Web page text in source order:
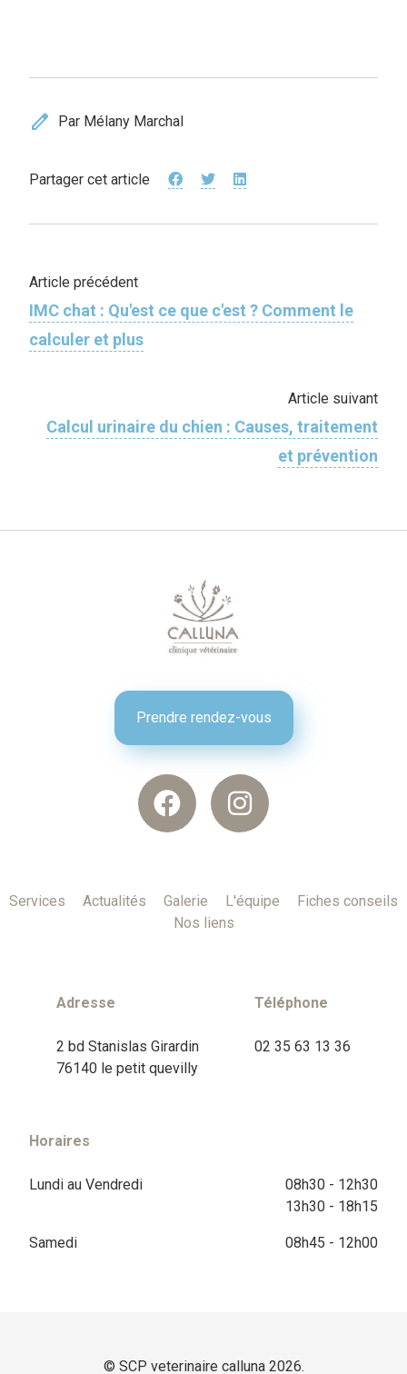
edit Par Mélany Marchal
Partager cet article
Article précédent
IMC chat : Qu'est ce que c'est ? Comment le
calculer et plus
Article suivant
Calcul urinaire du chien : Causes, traitement
et prévention
Prendre rendez-vous
Services Actualités Galerie L'équipe
Fiches conseils
Nos liens
Adresse
2 bd Stanislas Girardin
76140 le petit quevilly
Téléphone
02 35 63 13 36
Horaires
Lundi au Vendredi
08h30 - 12h30
13h30 - 18h15
Samedi 08h45 - 12h00
© SCP veterinaire calluna 2026.